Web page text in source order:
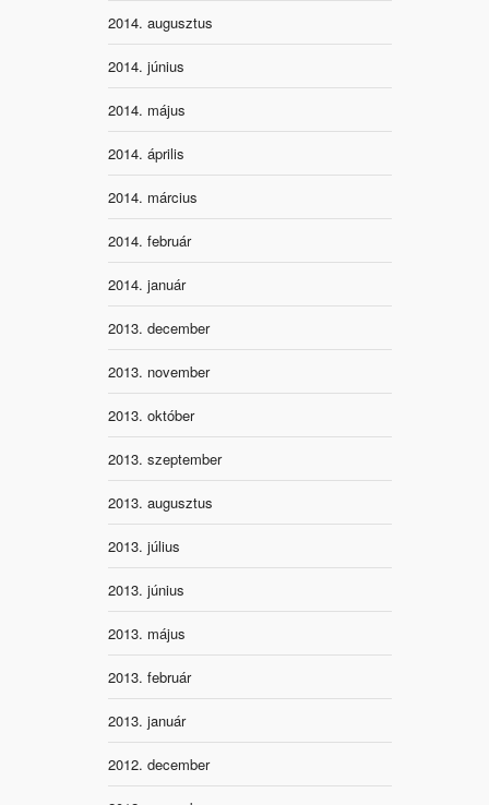
2014. augusztus
2014. június
2014. május
2014. április
2014. március
2014. február
2014. január
2013. december
2013. november
2013. október
2013. szeptember
2013. augusztus
2013. július
2013. június
2013. május
2013. február
2013. január
2012. december